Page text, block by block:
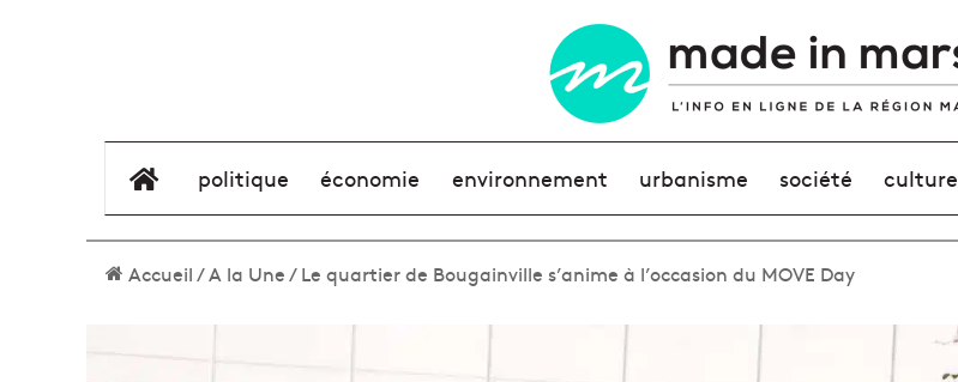
élément de menu
politique économie environnement urbanisme société culture
Accueil/A la Une/Le quartier de Bougainville s’anime à l’occasion du MOVE Day